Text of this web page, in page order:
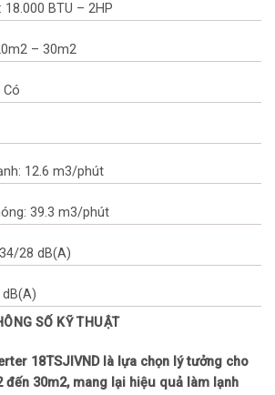
BTU – 2HP
– 30m2
12.6 m3/phút
39.3 m3/phút
28 dB(A)
Làm lạnh (5.000W)
SỐ KỸ THUẬT
18TSJIVND là lựa chọn lý tưởng cho
đến 30m2, mang lại hiệu quả làm lạnh